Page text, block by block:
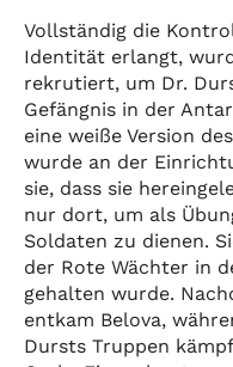
Vollständig die
Identität erlangt,
rekrutiert, um Dr.
Gefängnis in der
eine weiße Version
wurde an der
sie, dass sie
nur dort, um als
Soldaten zu dienen.
der Rote Wächter in
gehalten wurde.
entkam Belova,
Dursts Truppen